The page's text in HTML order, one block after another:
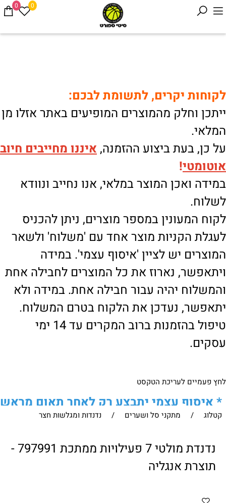
0 0
לקוחות יקרים, לתשומת לבכם:
ייתכן וחלק מהמוצרים המופיעים באתר אזלו מן
המלאי.
על כן, בעת ביצוע ההזמנה, איננו מחייבים חיוב
אוטומטי!
במידה ואכן המוצר במלאי, אנו נחייב ונוודא
לשלוח.
לקוח המעונין במספר מוצרים, ניתן להכניס
לעגלת הקניות מוצר אחד עם 'משלוח' ולשאר
המוצרים יש לציין 'איסוף עצמי'. במידה
ויתאפשר, נארוז את כל המוצרים לחבילה אחת
והמשלוח יהיה עבור חבילה אחת. במידה ולא
יתאפשר, נעדכן את הלקוח בטרם המשלוח.
טיפול בהזמנות ברוב המקרים עד 14 ימי
עסקים.
לחץ פעמיים לעריכת הטקסט
* איסוף עצמי יתבצע רק לאחר תאום מראש
של הלקוח מול נציגנו!
ווטצאפ(הודעות בלבד):
052-8059900
מענה טלפוני:
בין השעות 9:00-17:00
קטלוג / מתקני סל ושערים / נדנדות ומגלשות חצר
נדנדת מולטי 7 פעילויות ממתכת 797991 -
תוצרת אנגליה